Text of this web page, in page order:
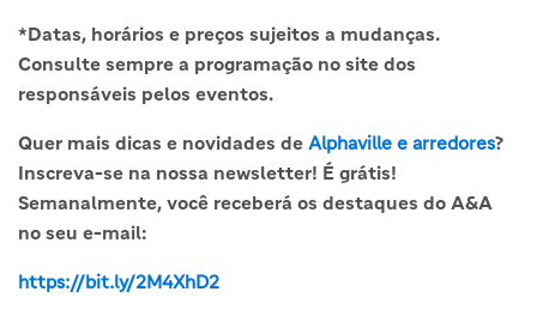
*Datas, horários e preços sujeitos a mudanças.
Consulte sempre a programação no site dos
responsáveis pelos eventos.
Quer mais dicas e novidades de Alphaville e arredores?
Inscreva-se na nossa newsletter! É grátis!
Semanalmente, você receberá os destaques do A&A
no seu e-mail:
https://bit.ly/2M4XhD2